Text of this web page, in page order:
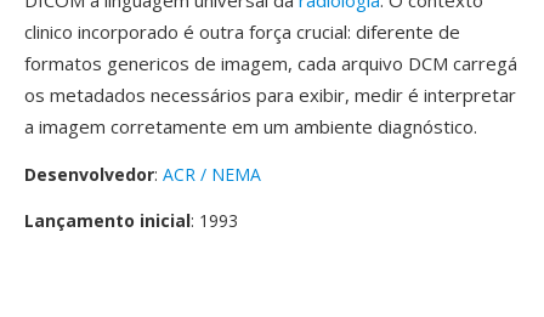
clinico incorporado é outra força crucial: diferente de
formatos genericos de imagem, cada arquivo DCM carregá
os metadados necessários para exibir, medir é interpretar
a imagem corretamente em um ambiente diagnóstico.
Desenvolvedor: ACR / NEMA
Lançamento inicial: 1993